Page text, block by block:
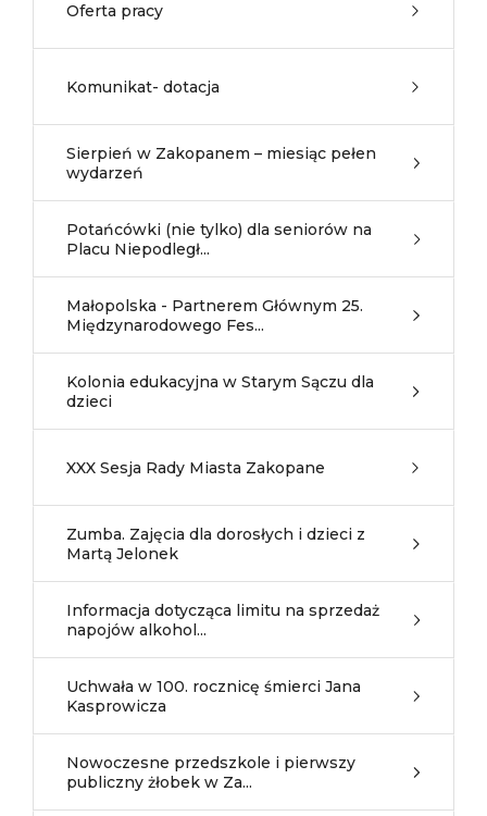
Oferta pracy
Komunikat- dotacja
Sierpień w Zakopanem – miesiąc pełen
wydarzeń
Potańcówki (nie tylko) dla seniorów na
Placu Niepodległ...
Małopolska - Partnerem Głównym 25.
Międzynarodowego Fes...
Kolonia edukacyjna w Starym Sączu dla
dzieci
XXX Sesja Rady Miasta Zakopane
Zumba. Zajęcia dla dorosłych i dzieci z
Martą Jelonek
Informacja dotycząca limitu na sprzedaż
napojów alkohol...
Uchwała w 100. rocznicę śmierci Jana
Kasprowicza
Nowoczesne przedszkole i pierwszy
publiczny żłobek w Za...